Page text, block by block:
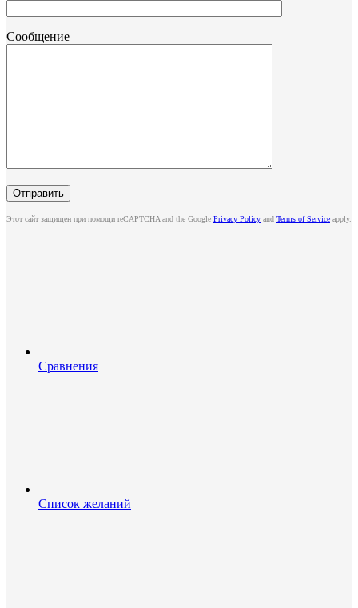
Сообщение
Этот сайт защищен при помощи reCAPTCHA and the Google Privacy Policy and Terms of Service apply.
Сравнения
Список желаний